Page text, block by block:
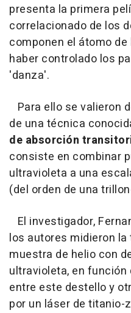
presenta la primera
correlacionado de los
componen el átomo
haber controlado los
'danza'.
Para ello se valieron
de una técnica
de absorción
consiste en combinar
ultravioleta a una
(del orden de una
El investigador,
los autores midieron
muestra de helio con
ultravioleta, en
entre este destello y
por un láser de titanio-